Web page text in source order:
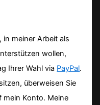
in meiner Arbeit als
wollen,
Ihrer Wahl via PayPal.
überweisen Sie
mein Konto. Meine